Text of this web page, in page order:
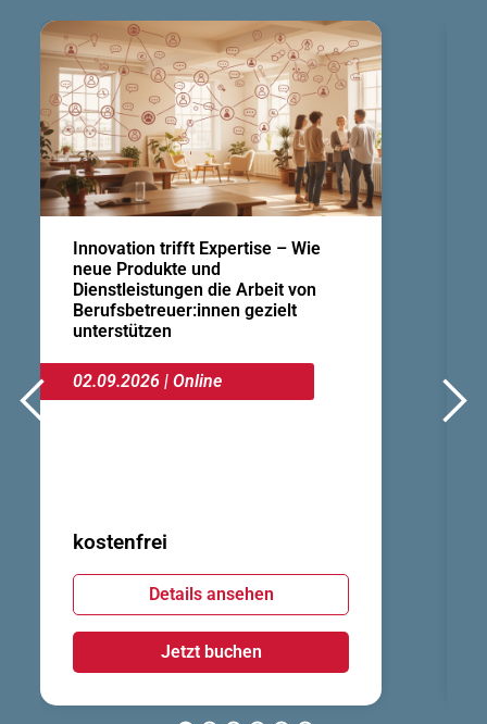
Innovation trifft Expertise – Wie
neue Produkte und
Dienstleistungen die Arbeit von
Berufsbetreuer:innen gezielt
unterstützen
02.09.2026 | Online
kostenfrei
Details ansehen
Jetzt buchen